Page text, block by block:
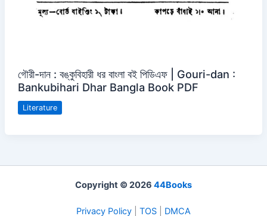
গৌরী-দান : বঙ্কুবিহারী ধর বাংলা বই পিডিএফ | Gouri-dan :
Bankubihari Dhar Bangla Book PDF
Literature
Copyright © 2026 44Books
Privacy Policy TOS DMCA